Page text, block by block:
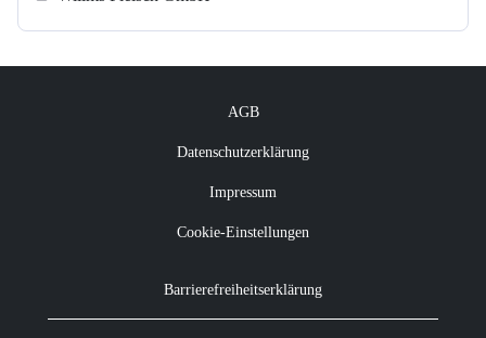
AGB
Datenschutzerklärung
Impressum
Cookie-Einstellungen
Barrierefreiheitserklärung